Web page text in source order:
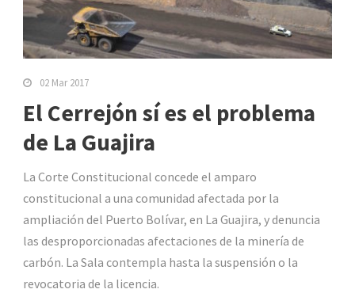
02 Mar 2017
El Cerrejón sí es el problema
de La Guajira
La Corte Constitucional concede el amparo
constitucional a una comunidad afectada por la
ampliación del Puerto Bolívar, en La Guajira, y denuncia
las desproporcionadas afectaciones de la minería de
carbón. La Sala contempla hasta la suspensión o la
revocatoria de la licencia.